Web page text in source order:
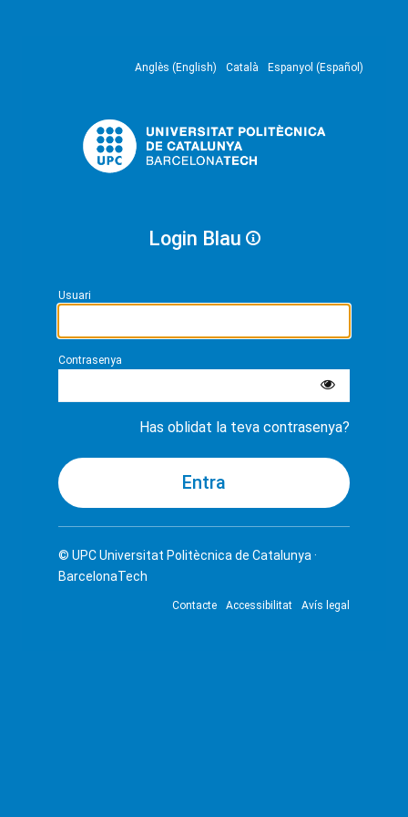
Anglès (English) Català Espanyol (Español)
Login Blau
Usuari
Contrasenya
Has oblidat la teva contrasenya?
© UPCUniversitat Politècnica de Catalunya ·
BarcelonaTech
Contacte Accessibilitat Avís legal